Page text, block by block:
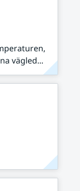
vägled...